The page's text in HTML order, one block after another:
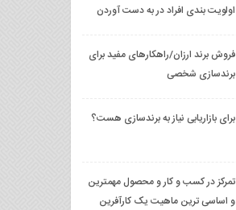
اولویت بندی افراد در به دست آوردن
فروش برند ارزان/راهکارهای مفید برای
برندسازی شخصی
برای بازاریابی نیاز به برندسازی هست؟
تمرکز در کسب ‌و کار و محصول مهمترین
و اساسی ترین ماهیت یک کارآفرین